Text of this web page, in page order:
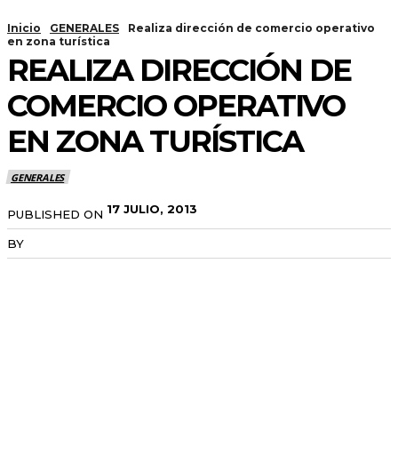
Inicio GENERALES
Realiza dirección de comercio operativo
en zona turística
REALIZA DIRECCIÓN DE
COMERCIO OPERATIVO
EN ZONA TURÍSTICA
GENERALES
PUBLISHED ON 17 JULIO, 2013
BY